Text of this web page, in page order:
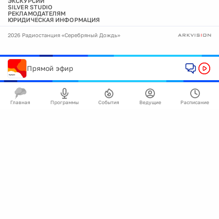
SILVER STUDIO
РЕКЛАМОДАТЕЛЯМ
ЮРИДИЧЕСКАЯ ИНФОРМАЦИЯ
2026 Радиостанция «Серебряный Дождь»
Прямой эфир
Главная Программы События Ведущие Расписание